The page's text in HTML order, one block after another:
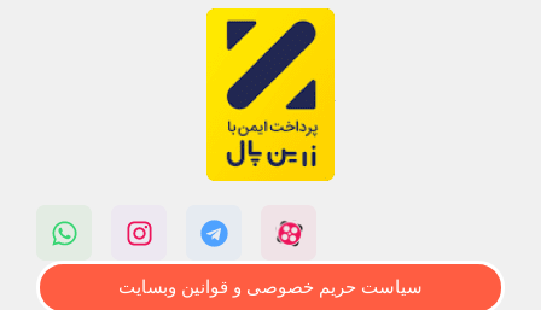
سیاست حریم خصوصی و قوانین وبسایت